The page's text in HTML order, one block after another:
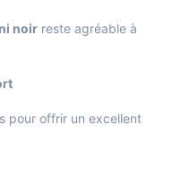
noir reste agréable à
pour offrir un excellent